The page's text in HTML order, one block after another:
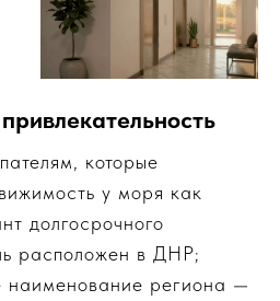
которые
у моря как
долгосрочного
расположен в ДНР;
наименование региона —